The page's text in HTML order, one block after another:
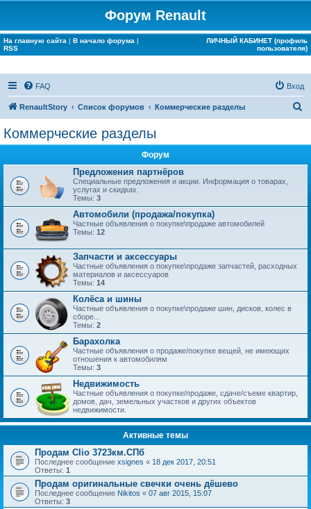
Форум Renault
На главную сайта | В начало форума |
RSS
ЛИЧНЫЙ КАБИНЕТ (профиль
пользователя)
FAQ Вход
RenaultStory Список форумов Коммерческие разделы
Коммерческие разделы
Форум
Предложения партнёров
Специальные предложения и акции. Информация о товарах,
услугах и скидках.
Темы: 3
Автомобили (продажа/покупка)
Частные объявления о покупке\продаже автомобилей
Темы: 12
Запчасти и аксессуары
Частные объявления о покупке\продаже запчастей, расходных
материалов и аксессуаров
Темы: 14
Колёса и шины
Частные объявления о покупке\продаже шин, дисков, колес в
сборе...
Темы: 2
Барахолка
Частные объявления о продаже/покупке вещей, не имеющих
отношения к автомобилям
Темы: 3
Недвижимость
Частные объявления о покупке/продаже, сдаче/съеме квартир,
домов, дач, земельных участков и других объектов
недвижимости.
Активные темы
Продам Clio 3723км.СПб
Последнее сообщение xsignes « 18 дек 2017, 20:51
Ответы: 1
Продам оригинальные свечки очень дёшево
Последнее сообщение Nikitos « 07 авг 2015, 15:07
Ответы: 3